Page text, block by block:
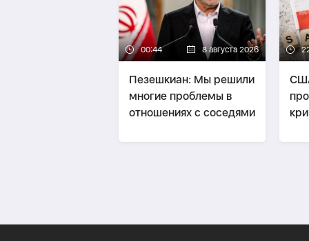
00:44 8 августа 2026
Пезешкиан: Мы решили
многие проблемы в
отношениях с соседями